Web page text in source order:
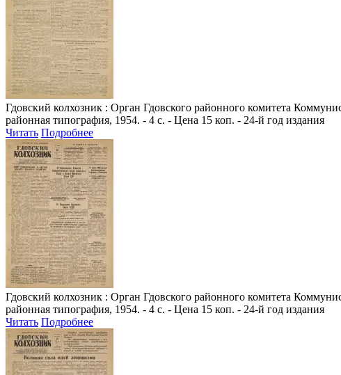
Гдовский колхозник : Орган Гдовского районного комитета
районная типография, 1954. - 4 с. - Цена 15 коп. - 24-й год издания
Читать Подробнее
Гдовский колхозник : Орган Гдовского районного комитета
районная типография, 1954. - 4 с. - Цена 15 коп. - 24-й год издания
Читать Подробнее